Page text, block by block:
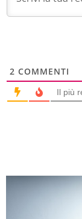
2 COMMENTI
Il più